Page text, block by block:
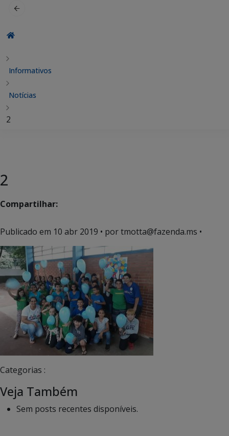
Informativos
Notícias
2
2
Compartilhar:
Publicado em 10 abr 2019 • por tmotta@fazenda.ms •
Categorias :
Veja Também
Sem posts recentes disponíveis.